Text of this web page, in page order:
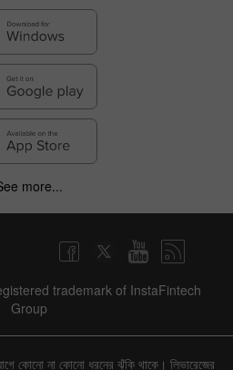
more...
trademark of InstaFintech
Group
কোনো না কোনো ধরনের ঝুঁকি থাকে। লিভারেজের